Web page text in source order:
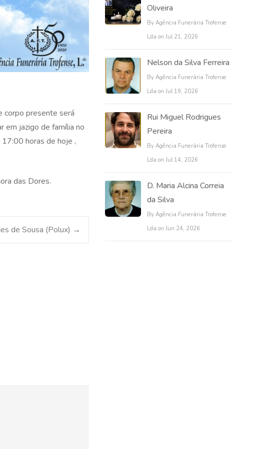
corpo presente será
em jazigo de família no
horas de hoje ,
das Dores.
de Sousa (Polux) →
Oliveira
By Agência Funerária Trofense
Lda on Jul 21, 2026
Nelson da Silva Ferreira
By Agência Funerária Trofense
Lda on Jul 19, 2026
Rui Miguel Rodrigues
Pereira
By Agência Funerária Trofense
Lda on Jul 14, 2026
D. Maria Alcina Correia
da Silva
By Agência Funerária Trofense
Lda on Jun 24, 2026